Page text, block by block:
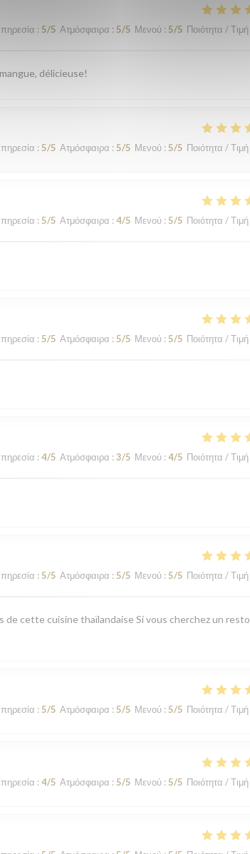
: 5/5 Ατμόσφαιρα : 5/5 Μενού : 5/5 Ποιότητα / Τιμή
délicieuse!
: 5/5 Ατμόσφαιρα : 5/5 Μενού :5/5 Ποιότητα / Τιμή
: 5/5 Ατμόσφαιρα : 4/5 Μενού : 5/5 Ποιότητα / Τιμή
: 5/5 Ατμόσφαιρα : 5/5 Μενού : 5/5 Ποιότητα / Τιμή
: 4/5 Ατμόσφαιρα : 3/5 Μενού : 4/5 Ποιότητα / Τιμή
: 5/5 Ατμόσφαιρα : 5/5 Μενού : 5/5 Ποιότητα / Τιμή
de cette cuisine thaïlandaise Si vous cherchez un resto
: 5/5 Ατμόσφαιρα : 5/5 Μενού : 5/5 Ποιότητα / Τιμή
: 4/5 Ατμόσφαιρα : 5/5 Μενού : 5/5 Ποιότητα / Τιμή